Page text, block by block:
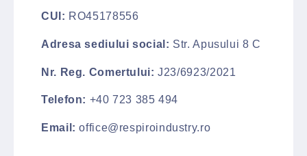
CUI: RO45178556
Adresa sediului social: Str. Apusului 8 C
Nr. Reg. Comertului:J23/6923/2021
Telefon: +40 723 385 494
Email:office@respiroindustry.ro